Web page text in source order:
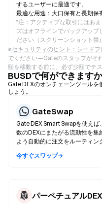
するユーザーに最適です。
最適な用途：大口保有と長期保
*注：アクティブな取引にはあ
ズはオフラインでバックアップ
ださい（スクリーンショット禁
※セキュリティのヒント：シード
でください—Gateのスタッフがそ
額を移動する前に、必ず少額でテ
BUSDで何ができます
Gate DEXのオンチェーンツールを
しょう。
GateSwap
Gate DEX Smart Swapを使え
数のDEXにまたがる流動性を
よう自動的に注文をルーティン
今すぐスワップ→
パーペチュアルDEX